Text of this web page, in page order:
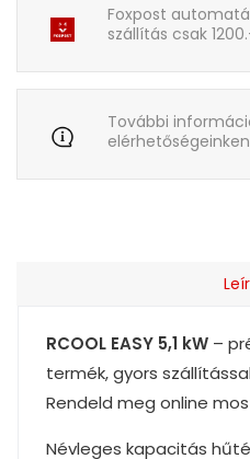
Foxpost
szállítás csak
További
RCOOL EASY 5,1 kW –
termék, gyors
Rendeld meg online
Névleges kapacitás